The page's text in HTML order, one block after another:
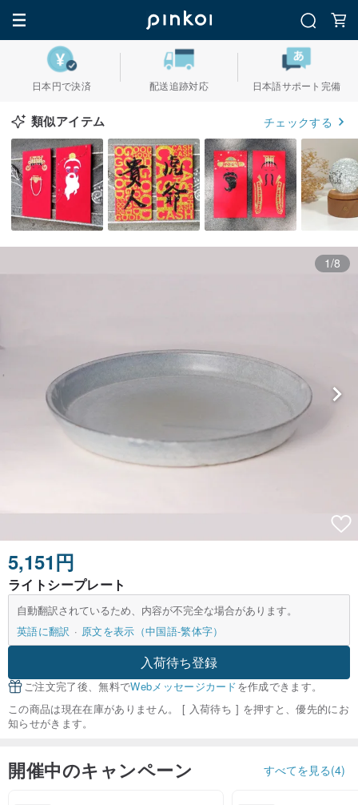
日本円で決済 配送追跡対応 日本語サポート完備
類似アイテム チェックする
1/8
5,151円
ライトシープレート
自動翻訳されているため、内容が不完全な場合があります。
英語に翻訳
原文を表示（中国語-繁体字）
入荷待ち登録
ご注文完了後、無料でWebメッセージカードを作成できます。
この商品は現在在庫がありません。 [ 入荷待ち ] を押すと、優先的にお
知らせがきます。
開催中のキャンペーン すべてを見る(4)